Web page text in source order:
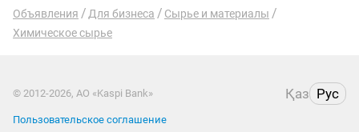
Объявления Для бизнеса
Сырье и материалы
Химическое сырье
© 2012-2026, АО «Kaspi Bank» Қаз Рус
Пользовательское соглашение